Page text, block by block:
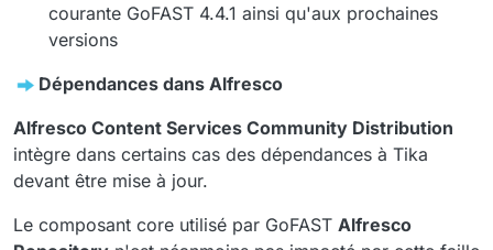
courante GoFAST 4.4.1 ainsi qu'aux prochaines
versions
Dépendances dans Alfresco
Alfresco Content Services Community Distribution
intègre dans certains cas des dépendances à Tika
devant être mise à jour.
Le composant core utilisé par GoFAST Alfresco